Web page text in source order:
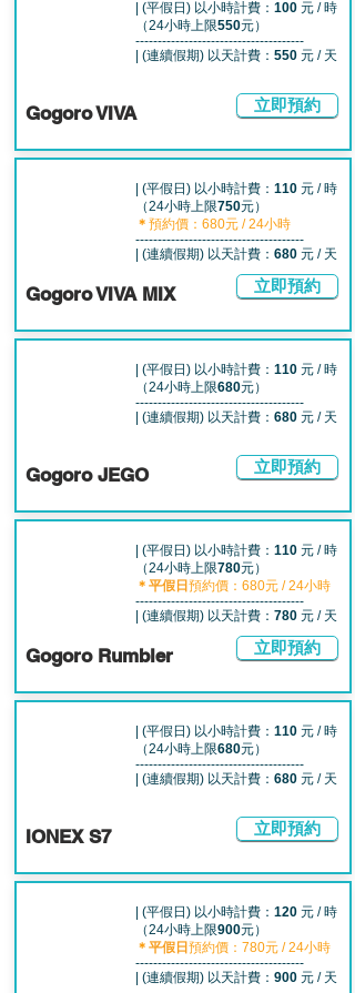
Gogoro VIVA
| (平假日) 以小時計費： 100 元 / 時
（24小時上限550元）
--------------------------------------
| (連續假期) 以天計費： 550 元 / 天
立即預約
Gogoro VIVA MIX
| (平假日) 以小時計費： 110 元 / 時
（24小時上限750元）
＊ 預約價：680元 / 24小時
--------------------------------------
| (連續假期) 以天計費： 680 元 / 天
立即預約
Gogoro JEGO
| (平假日) 以小時計費： 110 元 / 時
（24小時上限680元）
--------------------------------------
| (連續假期) 以天計費： 680 元 / 天
立即預約
Gogoro Rumbler
| (平假日) 以小時計費： 110 元 / 時
（24小時上限780元）
＊ 平假日 預約價：680元 / 24小時
--------------------------------------
| (連續假期) 以天計費： 780 元 / 天
立即預約
IONEX S7
| (平假日) 以小時計費： 110 元 / 時
（24小時上限680元）
--------------------------------------
| (連續假期) 以天計費： 680 元 / 天
立即預約
| (平假日) 以小時計費： 120 元 / 時
（24小時上限900元）
＊ 平假日 預約價：780元 / 24小時
--------------------------------------
| (連續假期) 以天計費： 900 元 / 天